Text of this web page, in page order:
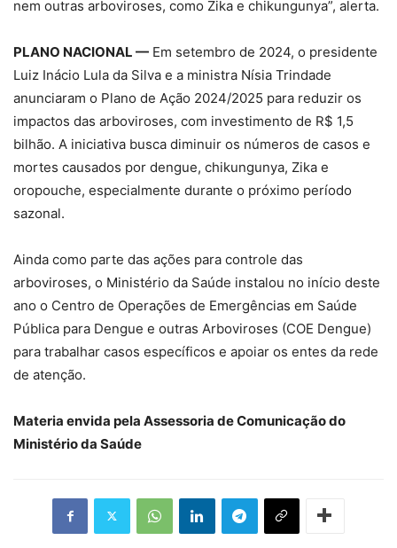
nem outras arboviroses, como Zika e chikungunya”, alerta.
PLANO NACIONAL — Em setembro de 2024, o presidente
Luiz Inácio Lula da Silva e a ministra Nísia Trindade
anunciaram o Plano de Ação 2024/2025 para reduzir os
impactos das arboviroses, com investimento de R$ 1,5
bilhão. A iniciativa busca diminuir os números de casos e
mortes causados por dengue, chikungunya, Zika e
oropouche, especialmente durante o próximo período
sazonal.
Ainda como parte das ações para controle das
arboviroses, o Ministério da Saúde instalou no início deste
ano o Centro de Operações de Emergências em Saúde
Pública para Dengue e outras Arboviroses (COE Dengue)
para trabalhar casos específicos e apoiar os entes da rede
de atenção.
Materia envida pela Assessoria de Comunicação do
Ministério da Saúde